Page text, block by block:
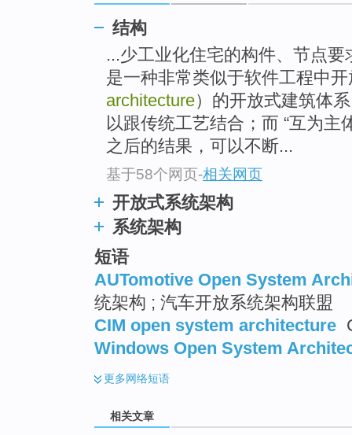
结构
...少工业化住宅的构件、节点
是一种非常类似于软件工程中
architecture）的开放式建筑体
以跟传统工艺结合；而 “互为主
之后的结果，可以不断...
基于58个网页-相关网页
开放式系统架构
系统架构
短语
AUTomotive Open System
统架构 ; 汽车开放系统架构联盟
CIM open system architecture
Windows Open System
更多网络短语
相关文章